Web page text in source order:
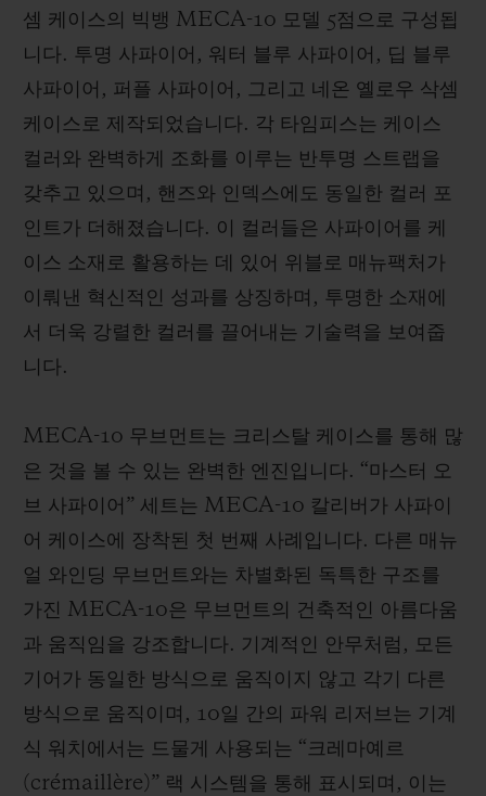
셈 케이스의 빅뱅 MECA-10 모델 5점으로 구성됩
니다. 투명 사파이어, 워터 블루 사파이어, 딥 블루
사파이어, 퍼플 사파이어, 그리고 네온 옐로우 삭셈
케이스로 제작되었습니다. 각 타임피스는 케이스
컬러와 완벽하게 조화를 이루는 반투명 스트랩을
갖추고 있으며, 핸즈와 인덱스에도 동일한 컬러 포
인트가 더해졌습니다. 이 컬러들은 사파이어를 케
이스 소재로 활용하는 데 있어 위블로 매뉴팩처가
이뤄낸 혁신적인 성과를 상징하며, 투명한 소재에
서 더욱 강렬한 컬러를 끌어내는 기술력을 보여줍
니다.
MECA-10 무브먼트는 크리스탈 케이스를 통해 많
은 것을 볼 수 있는 완벽한 엔진입니다. “마스터 오
브 사파이어” 세트는 MECA-10 칼리버가 사파이
어 케이스에 장착된 첫 번째 사례입니다. 다른 매뉴
얼 와인딩 무브먼트와는 차별화된 독특한 구조를
가진 MECA-10은 무브먼트의 건축적인 아름다움
과 움직임을 강조합니다. 기계적인 안무처럼, 모든
기어가 동일한 방식으로 움직이지 않고 각기 다른
방식으로 움직이며, 10일 간의 파워 리저브는 기계
식 워치에서는 드물게 사용되는 “크레마예르
(crémaillère)” 랙 시스템을 통해 표시되며, 이는
부티크 검색